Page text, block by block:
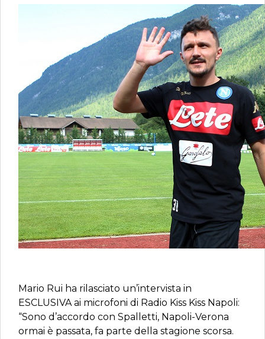
Mario Rui ha rilasciato un’intervista in
ESCLUSIVA ai microfoni di Radio Kiss Kiss Napoli:
“Sono d’accordo con Spalletti, Napoli-Verona
ormai è passata, fa parte della stagione scorsa.